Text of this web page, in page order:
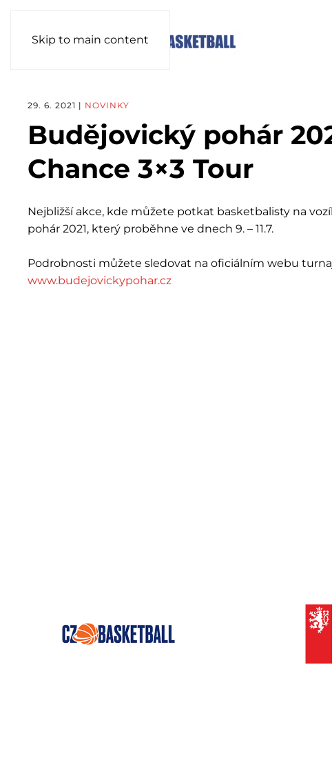
Skip to main content
29. 6. 2021 | NOVINKY
Budějovický pohár
Chance 3×3 Tour
Nejbližší akce, kde můžete potkat basketbalisty na
pohár 2021, který proběhne ve dnech 9. – 11.7.
Podrobnosti můžete sledovat na oficiálním webu
www.budejovickypohar.cz